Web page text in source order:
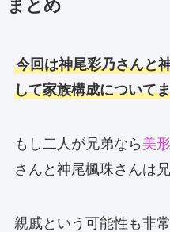
まとめ
今回は神尾彩乃さんと
して家族構成について
もし二人が兄弟なら 美
さんと神尾楓珠さんは
親戚という可能性も非